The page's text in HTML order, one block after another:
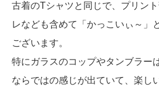
古着のTシャツと同じで、プリン
レなども含めて「かっこいぃ～」
ございます。
特にガラスのコップやタンブラー
ならではの感じが出ていて、楽し